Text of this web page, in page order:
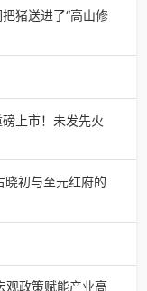
省淄博市第三届
猪送进了“高山修
猪送进了“高山修
成麻花了，为什
青农妇的30年“草
）一根黄河滩上
上市！未发先火
洗剑录》重磅上
侠热潮（文/梵
初与至元红府的
熄，淬炼出无数
百年岁月，成为
大酒店蓝鳍金枪鱼
苏省苏州市吴中
观政策赋能产业高